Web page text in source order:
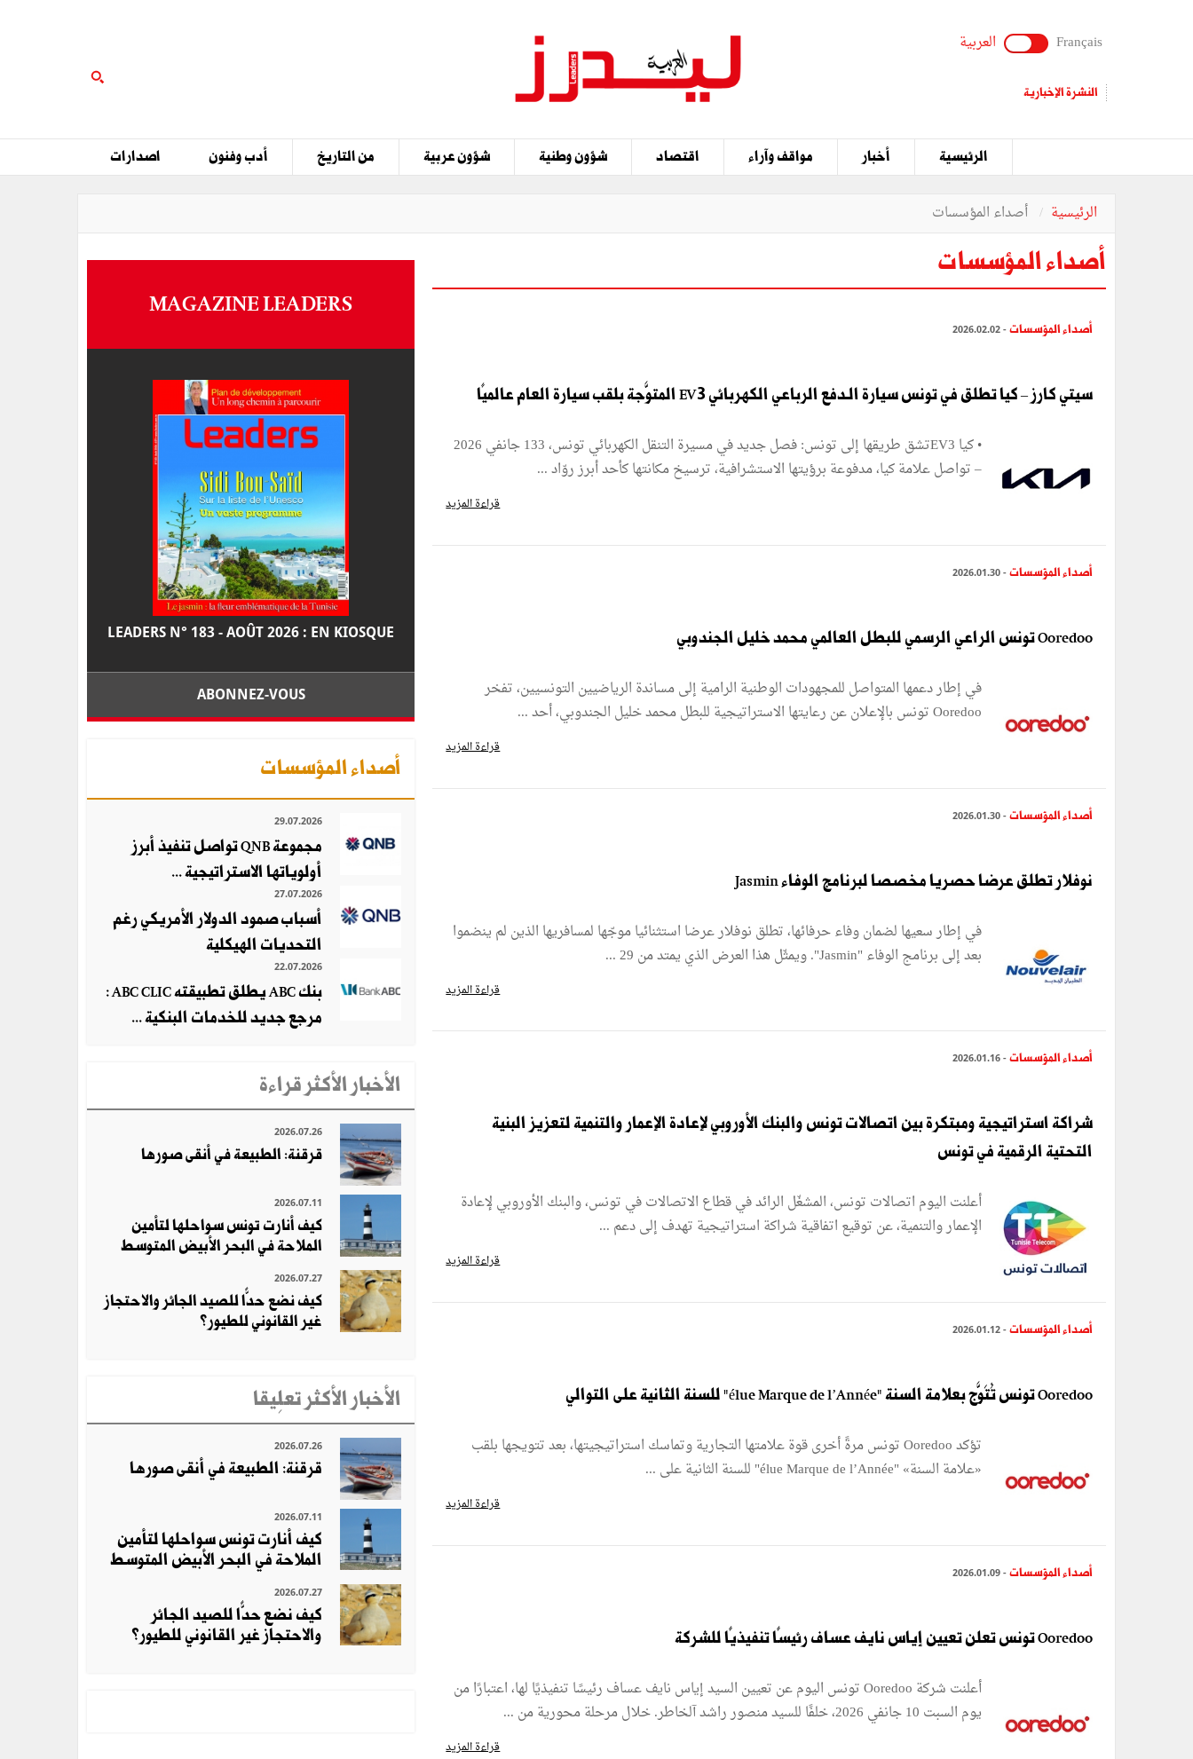
Français العربية
النشرة الإخبارية
الرئيسية أخبار مواقف وآراء اقتصاد شؤون وطنية شؤون عربية من التاريخ أدب وفنون اصدارات
الرئيسية أصداء المؤسسات
أصداء المؤسسات
أصداء المؤسسات - 2026.02.02
سيتي كارز – كيا تطلق في تونس سيارة الـدفع الرباعي الكهربائي EV3 المتوَّجة بلقب سيارة العام عالميًا
• كيا EV3تشق طريقها إلى تونس: فصل جديد في مسيرة التنقل الكهربائي تونس، 133 جانفي 2026
– تواصل علامة كيا، مدفوعة برؤيتها الاستشرافية، ترسيخ مكانتها كأحد أبرز روّاد ...
قراءة المزيد
أصداء المؤسسات - 2026.01.30
Ooredoo تونس الراعي الرسمي للبطل العالمي محمد خليل الجندوبي
في إطار دعمها المتواصل للمجهودات الوطنية الرامية إلى مساندة الرياضيين التونسيين، تفخر
Ooredoo تونس بالإعلان عن رعايتها الاستراتيجية للبطل محمد خليل الجندوبي، أحد ...
قراءة المزيد
أصداء المؤسسات - 2026.01.30
نوفلار تطلق عرضا حصريا مخصصا لبرنامج الوفاء Jasmin
في إطار سعيها لضمان وفاء حرفائها، تطلق نوفلار عرضا استثنائيا موجّها لمسافريها الذين لم ينضموا
بعد إلى برنامج الوفاء "Jasmin". ويمثّل هذا العرض الذي يمتد من 29 ...
قراءة المزيد
أصداء المؤسسات - 2026.01.16
شراكة استراتيجية ومبتكرة بين اتصالات تونس والبنك الأوروبي لإعادة الإعمار والتنمية لتعزيز البنية
التحتية الرقمية في تونس
أعلنت اليوم اتصالات تونس، المشغّل الرائد في قطاع الاتصالات في تونس، والبنك الأوروبي لإعادة
الإعمار والتنمية، عن توقيع اتفاقية شراكة استراتيجية تهدف إلى دعم ...
قراءة المزيد
أصداء المؤسسات - 2026.01.12
Ooredoo تونس تُتَوَّج بعلامة السنة "élue Marque de l’Année" للسنة الثانية على التوالي
تؤكد Ooredoo تونس مرةً أخرى قوة علامتها التجارية وتماسك استراتيجيتها، بعد تتويجها بلقب
«علامة السنة» "élue Marque de l’Année" للسنة الثانية على ...
قراءة المزيد
أصداء المؤسسات - 2026.01.09
Ooredoo تونس تعلن تعيين إياس نايف عساف رئيسًا تنفيذيًا للشركة
أعلنت شركة Ooredoo تونس اليوم عن تعيين السيد إياس نايف عساف رئيسًا تنفيذيًا لها، اعتبارًا من
يوم السبت 10 جانفي 2026، خلفًا للسيد منصور راشد آلخاطر. خلال مرحلة محورية من ...
قراءة المزيد
MAGAZINE LEADERS
LEADERS N° 183 - AOÛT 2026 : EN KIOSQUE
ABONNEZ-VOUS
أصداء المؤسسات
29.07.2026
مجموعة QNB تواصل تنفيذ أبرز
أولوياتها الاستراتيجية ...
27.07.2026
أسباب صمود الدولار الأمريكي رغم
التحديات الهيكلية
22.07.2026
بنك ABC يطلق تطبيقته ABC CLIC :
مرجع جديد للخدمات البنكية ...
الأخبار الأكثر قراءة
2026.07.26
قرقنة: الطبيعة في أنقى صورها
2026.07.11
كيف أنارت تونس سواحلها لتأمين
الملاحة في البحر الأبيض المتوسط
2026.07.27
كيف نضع حدًّا للصيد الجائر والاحتجاز
غير القانوني للطيور؟
الأخبار الأكثر تعلِيقا
2026.07.26
قرقنة: الطبيعة في أنقى صورها
2026.07.11
كيف أنارت تونس سواحلها لتأمين
الملاحة في البحر الأبيض المتوسط
2026.07.27
كيف نضع حدًّا للصيد الجائر
والاحتجاز غير القانوني للطيور؟